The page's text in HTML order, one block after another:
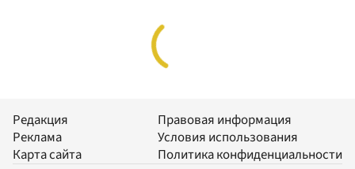
Редакция
Реклама
Карта сайта
Правовая информация
Условия использования
Политика конфиденциальности